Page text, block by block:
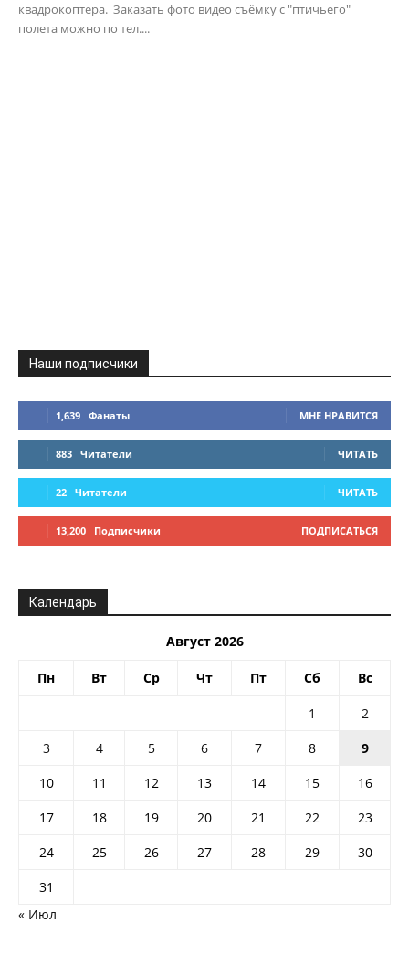
квадрокоптера. Заказать фото видео съёмку с "птичьего"
полета можно по тел....
Наши подписчики
1,639 Фанаты МНЕ НРАВИТСЯ
883 Читатели ЧИТАТЬ
22 Читатели ЧИТАТЬ
13,200 Подписчики ПОДПИСАТЬСЯ
Календарь
Август 2026
Пн Вт Ср Чт Пт Сб Вс
1
2
3
4 5 6 7 8
9
10
11 12 13 14 15
16
17
18 19 20 21 22
23
24
25 26 27 28 29
30
31
« Июл